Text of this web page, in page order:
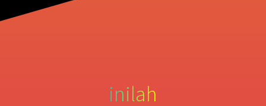
inilah